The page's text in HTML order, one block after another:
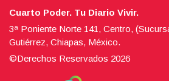
Cuarto Poder. Tu Diario Vivir.
3ª Poniente Norte 141, Centro,
Gutiérrez, Chiapas, México.
©Derechos Reservados 2026